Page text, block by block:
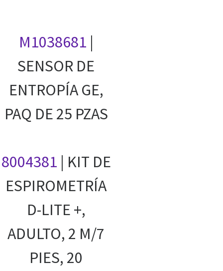
M1038681 |
SENSOR DE
ENTROPÍA GE,
PAQ DE 25 PZAS
8004381 | KIT DE
ESPIROMETRÍA
D-LITE +,
ADULTO, 2 M/7
PIES, 20